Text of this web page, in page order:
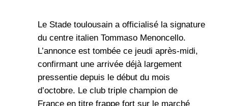
Le Stade toulousain a officialisé la signature
du centre italien Tommaso Menoncello.
L’annonce est tombée ce jeudi après-midi,
confirmant une arrivée déjà largement
pressentie depuis le début du mois
d’octobre. Le club triple champion de
France en titre frappe fort sur le marché